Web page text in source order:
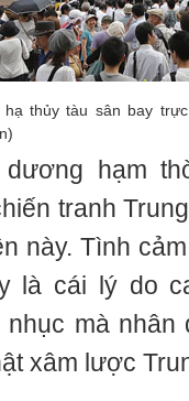
hạ thủy tàu sân bay
dương hạm
tranh
này. Tình
là cái lý do
mà nhân
xâm lược